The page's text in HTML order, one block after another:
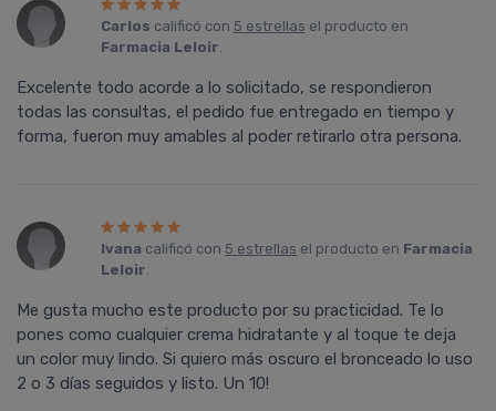
Carlos calificó con 5 estrellas el producto en
Farmacia Leloir.
Excelente todo acorde a lo solicitado, se respondieron
todas las consultas, el pedido fue entregado en tiempo y
forma, fueron muy amables al poder retirarlo otra persona.
Ivana calificó con 5 estrellas el producto en Farmacia
Leloir.
Me gusta mucho este producto por su practicidad. Te lo
pones como cualquier crema hidratante y al toque te deja
un color muy lindo. Si quiero más oscuro el bronceado lo uso
2 o 3 días seguidos y listo. Un 10!